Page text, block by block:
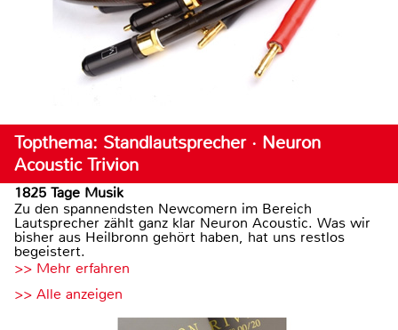
Topthema: Standlautsprecher · Neuron
Acoustic Trivion
1825 Tage Musik
Zu den spannendsten Newcomern im Bereich
Lautsprecher zählt ganz klar Neuron Acoustic. Was wir
bisher aus Heilbronn gehört haben, hat uns restlos
begeistert.
>> Mehr erfahren
>> Alle anzeigen